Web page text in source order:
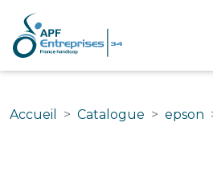
Accueil Catalogue epson